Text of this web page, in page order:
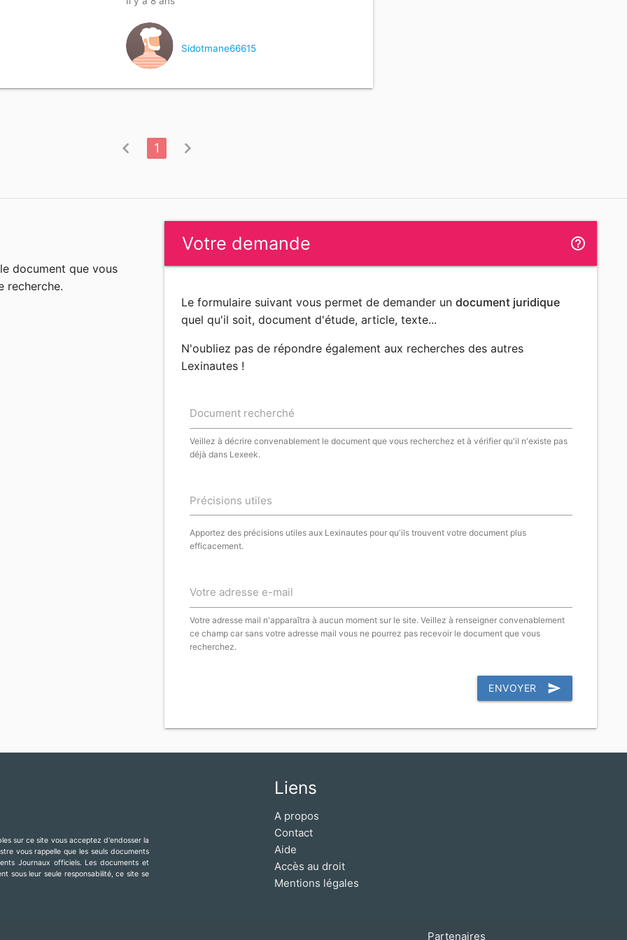
Sidotmane66615
chevron_left 1 chevron_right
document que vous
recherche.
Votre demande help_outline
Le formulaire suivant vous permet de demander undocument juridique
quel qu'il soit, document d'étude, article, texte...
N'oubliez pas de répondre également aux recherches des autres
Lexinautes !
Document recherché
Veillez à décrire convenablement le document que vous recherchez et à vérifier qu'il n'existe pas
déjà dans Lexeek.
Précisions utiles
Apportez des précisions utiles aux Lexinautes pour qu'ils trouvent votre document plus
efficacement.
Votre adresse e-mail
Votre adresse mail n'apparaîtra à aucun moment sur le site. Veillez à renseigner convenablement
ce champ car sans votre adresse mail vous ne pourrez pas recevoir le document que vous
recherchez.
ENVOYER send
sur ce site vous acceptez d'endosser la
vous rappelle que les seuls documents
Journaux officiels. Les documents et
sous leur seule responsabilité, ce site se
Liens
A propos
Contact
Aide
Accès au droit
Mentions légales
Partenaires